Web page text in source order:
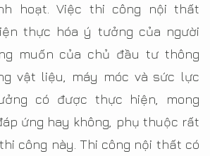
hoạt. Việc thi công nội thất
thực hóa ý tưởng của người
muốn của chủ đầu tư thông
vật liệu, máy móc và sức lực
có được thực hiện, mong
ứng hay không, phụ thuộc rất
công này. Thi công nội thất có